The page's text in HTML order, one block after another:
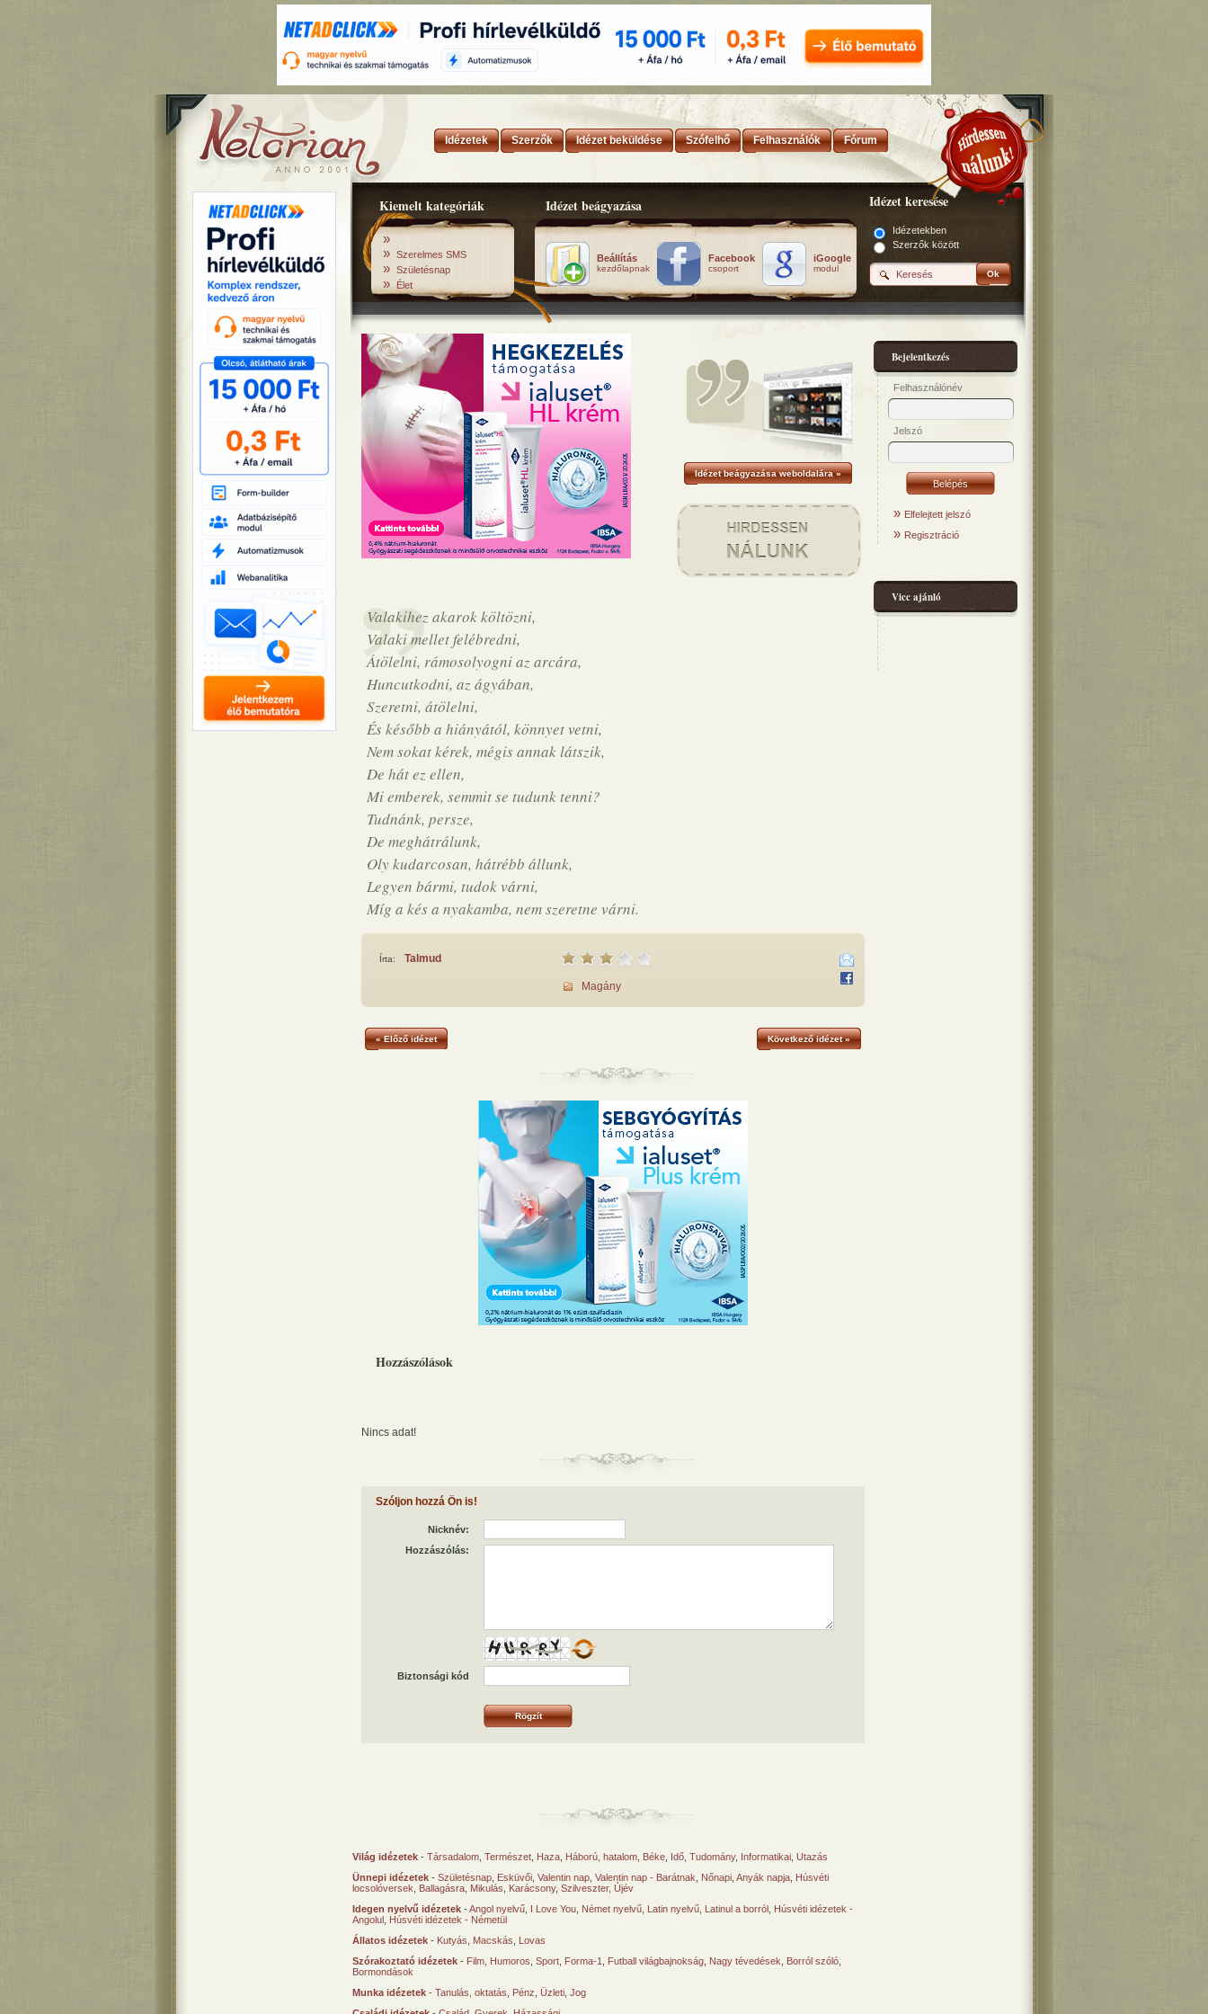
Idézetek Szerzők Idézet beküldése Szófelhő Felhasználók Fórum
Kiemelt kategóriák
»
» Szerelmes SMS
» Születésnap
» Élet
Idézet beágyazása
Beállítás
kezdőlapnak
Facebook
csoport
iGoogle
modul
Idézet keresése
Idézetekben
Szerzők között
Ok
Idézet beágyazása weboldalára »
Valakihez akarok költözni,
Valaki mellet felébredni,
Átölelni, rámosolyogni az arcára,
Huncutkodni, az ágyában,
Szeretni, átölelni,
És később a hiányától, könnyet vetni,
Nem sokat kérek, mégis annak látszik,
De hát ez ellen,
Mi emberek, semmit se tudunk tenni?
Tudnánk, persze,
De meghátrálunk,
Oly kudarcosan, hátrébb állunk,
Legyen bármi, tudok várni,
Míg a kés a nyakamba, nem szeretne várni.
Írta: Talmud
Magány
« Előző idézet Következő idézet »
Hozzászólások
Nincs adat!
Szóljon hozzá Ön is!
Nicknév:
Hozzászólás:
Biztonsági kód
Világ idézetek - Társadalom Természet Haza Háború, hatalom Béke Idő Tudomány, Informatikai Utazás
Ünnepi idézetek - Születésnap Esküvői Valentin nap Valentin nap - Barátnak Nőnapi Anyák napja Húsvéti
locsolóversek
Ballagásra Mikulás Karácsony, Szilveszter, Újév
Idegen nyelvű idézetek -Angol nyelvű I Love You Német nyelvű Latin nyelvű Latinul a borról Húsvéti idézetek -
Angolul Húsvéti idézetek - Németül
Állatos idézetek - Kutyás Macskás
Lovas
Szórakoztató idézetek - Film Humoros Sport Forma-1 Futball világbajnokság Nagy tévedések Borról szóló
Bormondások
Munka idézetek - Tanulás, oktatás Pénz Üzleti Jog
Bejelentkezés
Felhasználónév
Jelszó
» Elfelejtett jelszó
» Regisztráció
Vicc ajánló